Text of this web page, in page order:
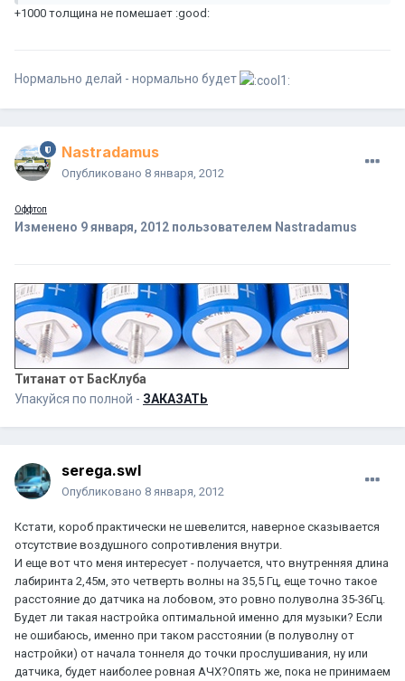
+1000 толщина не помешает :good:
Нормально делай - нормально будет
Nastradamus
Опубликовано 8 января, 2012
Оффтоп
Изменено 9 января, 2012 пользователем Nastradamus
Титанат от БасКлуба
Упакуйся по полной - ЗАКАЗАТЬ
serega.swl
Опубликовано 8 января, 2012
Кстати, короб практически не шевелится, наверное сказывается
отсутствие воздушного сопротивления внутри.
И еще вот что меня интересует - получается, что внутренняя длина
лабиринта 2,45м, это четверть волны на 35,5 Гц, еще точно такое
расстояние до датчика на лобовом, это ровно полуволна 35-36Гц.
Будет ли такая настройка оптимальной именно для музыки? Если
не ошибаюсь, именно при таком расстоянии (в полуволну от
настройки) от начала тоннеля до точки прослушивания, ну или
датчика, будет наиболее ровная АЧХ?Опять же, пока не принимаем